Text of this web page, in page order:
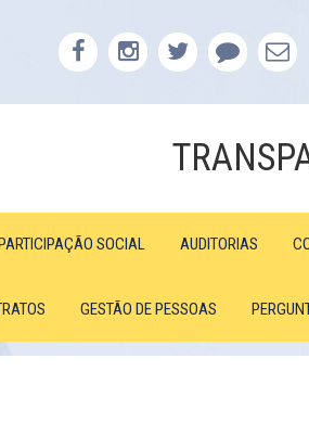
SOCIAL AUDITORIAS
GESTÃO DE PESSOAS